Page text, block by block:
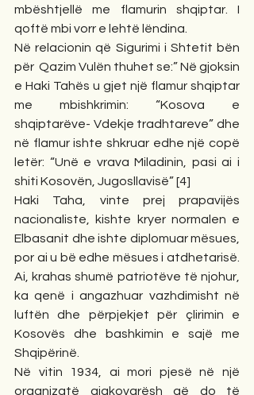
mbështjellë me flamurin shqiptar. I
qoftë mbi vorr e lehtë lëndina.
Në relacionin që Sigurimi i Shtetit bën
për  Qazim Vulën thuhet se:” Në gjoksin
e Haki Tahës u gjet një flamur shqiptar
me mbishkrimin: “Kosova e
shqiptarëve- Vdekje tradhtareve” dhe
në flamur ishte shkruar edhe një copë
letër: “Unë e vrava Miladinin, pasi ai i
shiti Kosovën, Jugosllavisë” [4]
Haki Taha, vinte prej prapavijës
nacionaliste, kishte kryer normalen e
Elbasanit dhe ishte diplomuar mësues,
por ai u bë edhe mësues i atdhetarisë.
Ai, krahas shumë patriotëve të njohur,
ka qenë i angazhuar vazhdimisht në
luftën dhe përpjekjet për çlirimin e
Kosovës dhe bashkimin e sajë me
Shqipërinë.
Në vitin 1934, ai mori pjesë në një
organizatë gjakovarësh që do të